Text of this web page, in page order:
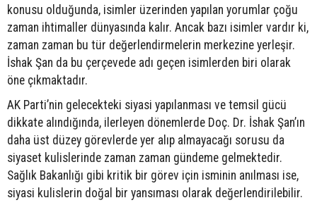
konusu olduğunda, isimler üzerinden yapılan yorumlar çoğu
zaman ihtimaller dünyasında kalır. Ancak bazı isimler vardır ki,
zaman zaman bu tür değerlendirmelerin merkezine yerleşir.
İshak Şan da bu çerçevede adı geçen isimlerden biri olarak
öne çıkmaktadır.
AK Parti’nin gelecekteki siyasi yapılanması ve temsil gücü
dikkate alındığında, ilerleyen dönemlerde Doç. Dr. İshak Şan’ın
daha üst düzey görevlerde yer alıp almayacağı sorusu da
siyaset kulislerinde zaman zaman gündeme gelmektedir.
Sağlık Bakanlığı gibi kritik bir görev için isminin anılması ise,
siyasi kulislerin doğal bir yansıması olarak değerlendirilebilir.